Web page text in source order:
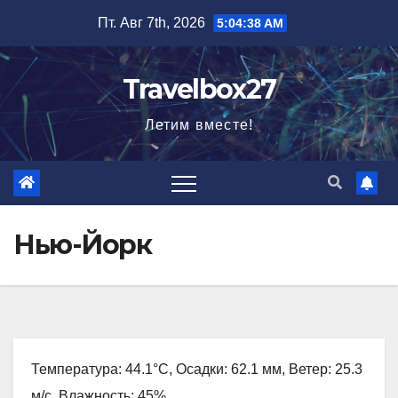
содержимому
Пт. Авг 7th, 2026 5:04:39 AM
Travelbox27
Летим вместе!
Нью-Йорк
Температура: 44.1°C, Осадки: 62.1 мм, Ветер: 25.3